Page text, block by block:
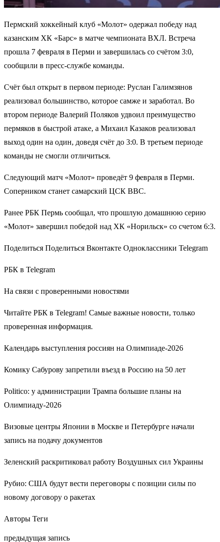
Пермский хоккейный клуб «Молот» одержал победу над
казанским ХК «Барс» в матче чемпионата ВХЛ. Встреча
прошла 7 февраля в Перми и завершилась со счётом 3:0,
сообщили в пресс-службе команды.
Счёт был открыт в первом периоде: Руслан Галимзянов
реализовал большинство, которое самже и заработал. Во
втором периоде Валерий Поляков удвоил преимущество
пермяков в быстрой атаке, а Михаил Казаков реализовал
выход один на один, доведя счёт до 3:0. В третьем периоде
команды не смогли отличиться.
Следующий матч «Молот» проведёт 9 февраля в Перми.
Соперником станет самарский ЦСК ВВС.
Ранее РБК Пермь сообщал, что прошлую домашнюю серию
«Молот» завершил победой над ХК «Норильск» со счетом 6:3.
Поделиться Поделиться Вконтакте Одноклассники Telegram
РБК в Telegram
На связи с проверенными новостями
Читайте РБК в Telegram! Самые важные новости, только
проверенная информация.
Календарь выступления россиян на Олимпиаде-2026
Комику Сабурову запретили въезд в Россию на 50 лет
Politico: у администрации Трампа большие планы на
Олимпиаду-2026
Визовые центры Японии в Москве и Петербурге начали
запись на подачу документов
Зеленский раскритиковал работу Воздушных сил Украины
Рубио: США будут вести переговоры с позиции силы по
новому договору о ракетах
Авторы Теги
предыдущая запись